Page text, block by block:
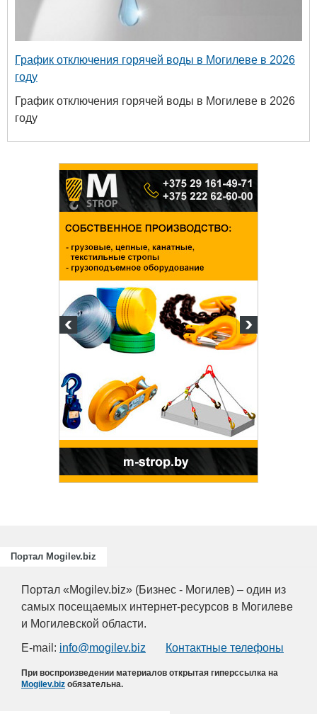
График отключения горячей воды в Могилеве в 2026
году
График отключения горячей воды в Могилеве в 2026
году
Портал Mogilev.biz
Портал «Mogilev.biz» (Бизнес - Могилев) – один из
самых посещаемых интернет-ресурсов в Могилеве
и Могилевской области.
E-mail: info@mogilev.biz Контактные телефоны
При воспроизведении материалов открытая гиперссылка на
Mogilev.biz обязательна.